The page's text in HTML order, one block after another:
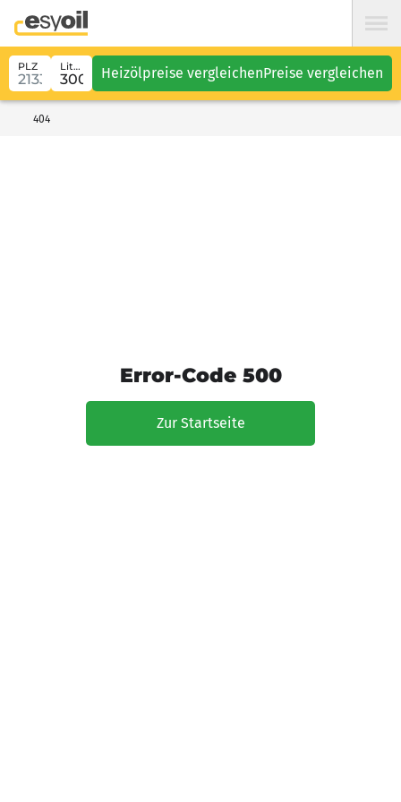
PLZ Liter Heizölpreise vergleichenPreise vergleichen
404
Error-Code 500
Zur Startseite